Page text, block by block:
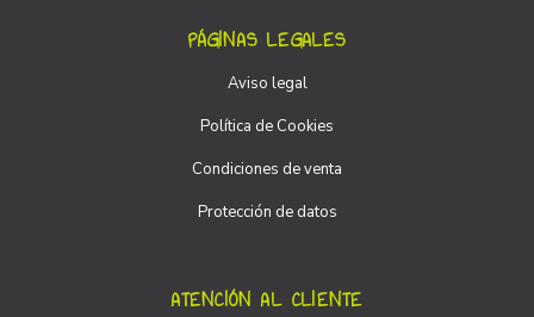
PÁGINAS LEGALES
Aviso legal
Política de Cookies
Condiciones de venta
Protección de datos
ATENCIÓN AL CLIENTE